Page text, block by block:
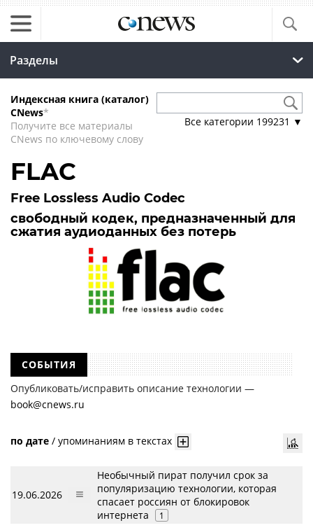
Разделы
Индексная книга (каталог)
CNews*
Получите все материалы
CNews по ключевому слову
Все категории 199231 ▼
FLAC
Free Lossless Audio Codec
свободный кодек, предназначенный для
сжатия аудиоданных без потерь
СОБЫТИЯ
Опубликовать/исправить описание технологии —
book@cnews.ru
по дате / упоминаниям в текстах
19.06.2026
Необычный пират получил срок за
популяризацию технологии, которая
спасает россиян от блокировок
интернета
1